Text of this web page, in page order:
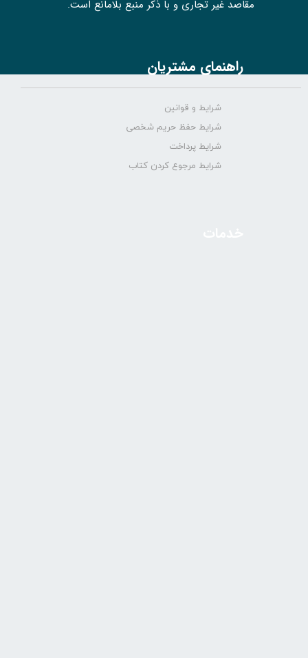
مقاصد غیر تجاری و با ذکر منبع بلامانع است.
راهنمای مشتریان
شرایط و قوانین
شرایط حفظ حریم شخصی
شرایط پرداخت
شرایط مرجوع کردن کتاب